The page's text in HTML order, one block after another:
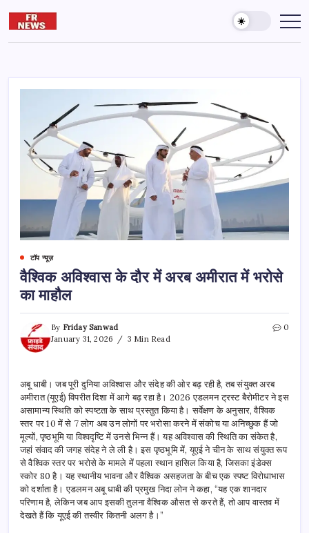
content
Friday
reporter
दुनिया
आख़िरत
पढ़ते
टॉप न्यूज़
वैश्विक अविश्वास के दौर में अरब अमीरात में भरोसे
का माहौल
By Friday Sanwad
January 31, 2026
3 Min Read
0
अबू धाबी। जब पूरी दुनिया अविश्वास और संदेह की ओर बढ़ रही है, तब संयुक्त अरब
अमीरात (यूएई) विपरीत दिशा में आगे बढ़ रहा है। 2026 एडलमन ट्रस्ट बैरोमीटर ने इस
असामान्य स्थिति को स्पष्टता के साथ प्रस्तुत किया है। सर्वेक्षण के अनुसार, वैश्विक
स्तर पर 10 में से 7 लोग अब उन लोगों पर भरोसा करने में संकोच या अनिच्छुक हैं जो
मूल्यों, पृष्ठभूमि या विश्वदृष्टि में उनसे भिन्न हैं। यह अविश्वास की स्थिति का संकेत है,
जहां संवाद की जगह संदेह ने ले ली है। इस पृष्ठभूमि में, यूएई ने चीन के साथ संयुक्त रूप
से वैश्विक स्तर पर भरोसे के मामले में पहला स्थान हासिल किया है, जिसका इंडेक्स
स्कोर 80 है। यह स्थानीय भावना और वैश्विक असहजता के बीच एक स्पष्ट विरोधाभास
को दर्शाता है। एडलमन अबू धाबी की प्रमुख निदा लोन ने कहा, “यह एक शानदार
परिणाम है, लेकिन जब आप इसकी तुलना वैश्विक औसत से करते हैं, तो आप वास्तव में
देखते हैं कि यूएई की तस्वीर कितनी अलग है।”